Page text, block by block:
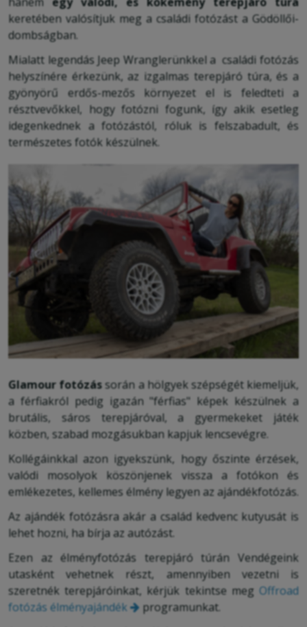
keretében valósítjuk meg a családi fotózást a Gödöllői-
dombságban.
Mialatt legendás Jeep Wranglerünkkel a családi fotózás
helyszínére érkezünk, az izgalmas terepjáró túra, és a
gyönyörű erdős-mezős környezet el is feledteti a
résztvevőkkel, hogy fotózni fogunk, így akik esetleg
idegenkednek a fotózástól, róluk is felszabadult, és
természetes fotók készülnek.
Glamour fotózássorán a hölgyek szépségét kiemeljük,
a férfiakról pedig igazán "férfias" képek készülnek a
brutális, sáros terepjáróval, a gyermekeket játék
közben, szabad mozgásukban kapjuk lencsevégre.
Kollégáinkkal azon igyekszünk, hogy őszinte érzések,
valódi mosolyok köszönjenek vissza a fotókon és
emlékezetes, kellemes élmény legyen az ajándékfotózás.
Az ajándék fotózásra akár a család kedvenc kutyusát is
lehet hozni, ha bírja az autózást.
Ezen az élményfotózás terepjáró túrán Vendégeink
utasként vehetnek részt, amennyiben vezetni is
szeretnék terepjáróinkat, kérjük tekintse meg Offroad
fotózás élményajándék
programunkat.